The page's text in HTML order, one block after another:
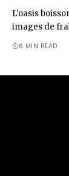
L'oasis
images de
6 MIN READ